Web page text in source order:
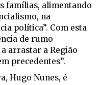
famílias, alimentando
na
política”. Com esta
de rumo
arrastar a Região
precedentes”.
Hugo Nunes, é